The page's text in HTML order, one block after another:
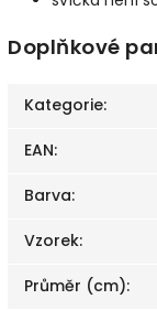
Doplňkové
Kategorie:
EAN:
Barva:
Vzorek:
Průměr (cm):